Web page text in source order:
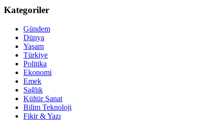
Kategoriler
Gündem
Dünya
Yaşam
Türkiye
Politika
Ekonomi
Emek
Sağlık
Kültür Sanat
Bilim Teknoloji
Fikir & Yazı